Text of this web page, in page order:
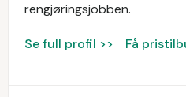
rengjøringsjobben.
Se full profil >> Få